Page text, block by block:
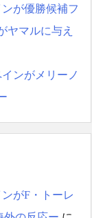
が優勝候補フ
ヤマルに与え
ンがメリーノ
がF・トーレ